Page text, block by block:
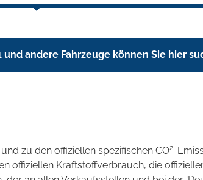
und andere Fahrzeuge können Sie hier
zu den offiziellen spezifischen CO2-
offiziellen Kraftstoffverbrauch, die